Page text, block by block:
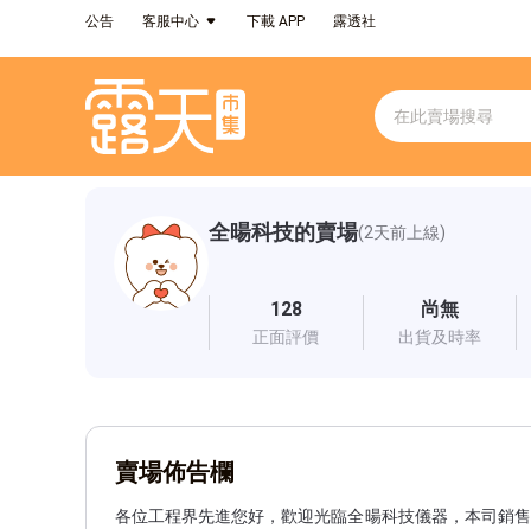
公告 客服中心 下載 APP 露透社
全暘科技的賣場(2天前上線)
128
正面評價
尚無
出貨及時率
賣場佈告欄
各位工程界先進您好，歡迎光臨全暘科技儀器，本司銷